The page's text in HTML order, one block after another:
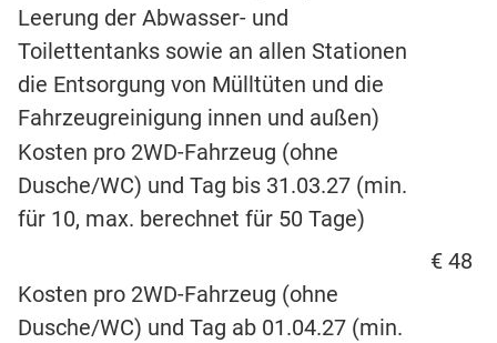
Leerung der Abwasser- und
Toilettentanks sowie an allen Stationen
die Entsorgung von Mülltüten und die
Fahrzeugreinigung innen und außen)
Kosten pro 2WD-Fahrzeug (ohne
Dusche/WC) und Tag bis 31.03.27 (min.
für 10, max. berechnet für 50 Tage)
€ 48
Kosten pro 2WD-Fahrzeug (ohne
Dusche/WC) und Tag ab 01.04.27 (min.